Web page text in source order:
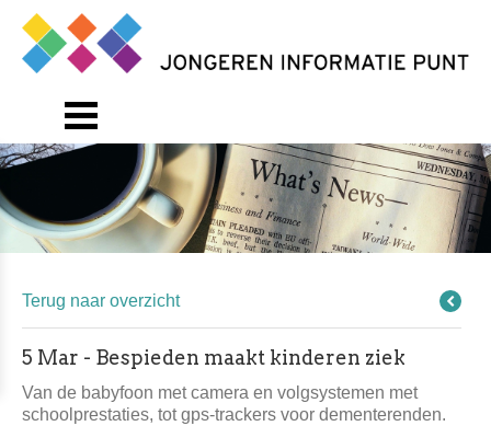
Terug naar overzicht
5 Mar - Bespieden maakt kinderen ziek
Van de babyfoon met camera en volgsystemen met
schoolprestaties, tot gps-trackers voor dementerenden.